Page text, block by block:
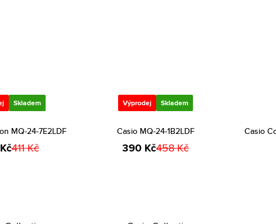
Skladem
MQ-24-7E2LDF
411 Kč
Výprodej Skladem
Casio MQ-24-1B2LDF
390 Kč458 Kč
Casio